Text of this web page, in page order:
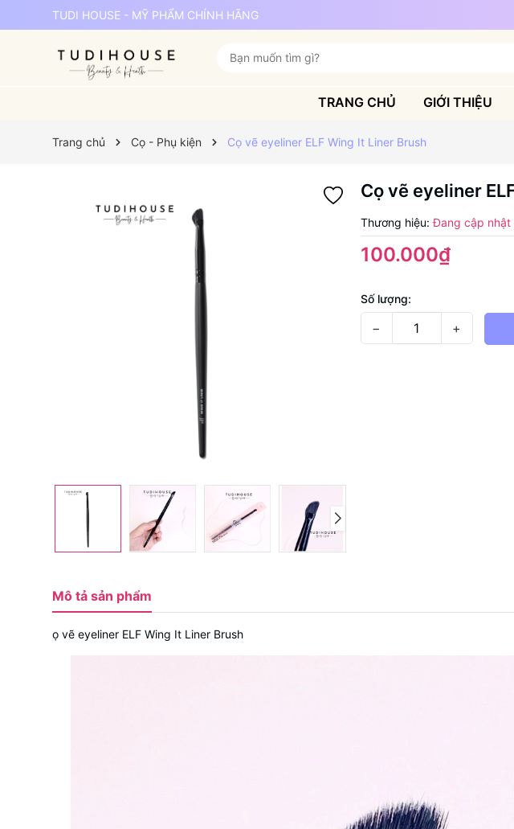
TUDI HOUSE - MỸ PHẨM CHÍNH HÃNG
TRANG CHỦ GIỚI THIỆU
Trang chủ Cọ - Phụ kiện Cọ vẽ eyeliner ELF Wing It Liner Brush
Cọ vẽ eyeliner
Thương hiệu: Đang cập nhật
100.000₫
Số lượng:
− +
Mô tả sản phẩm
ọ vẽ eyeliner ELF Wing It Liner Brush